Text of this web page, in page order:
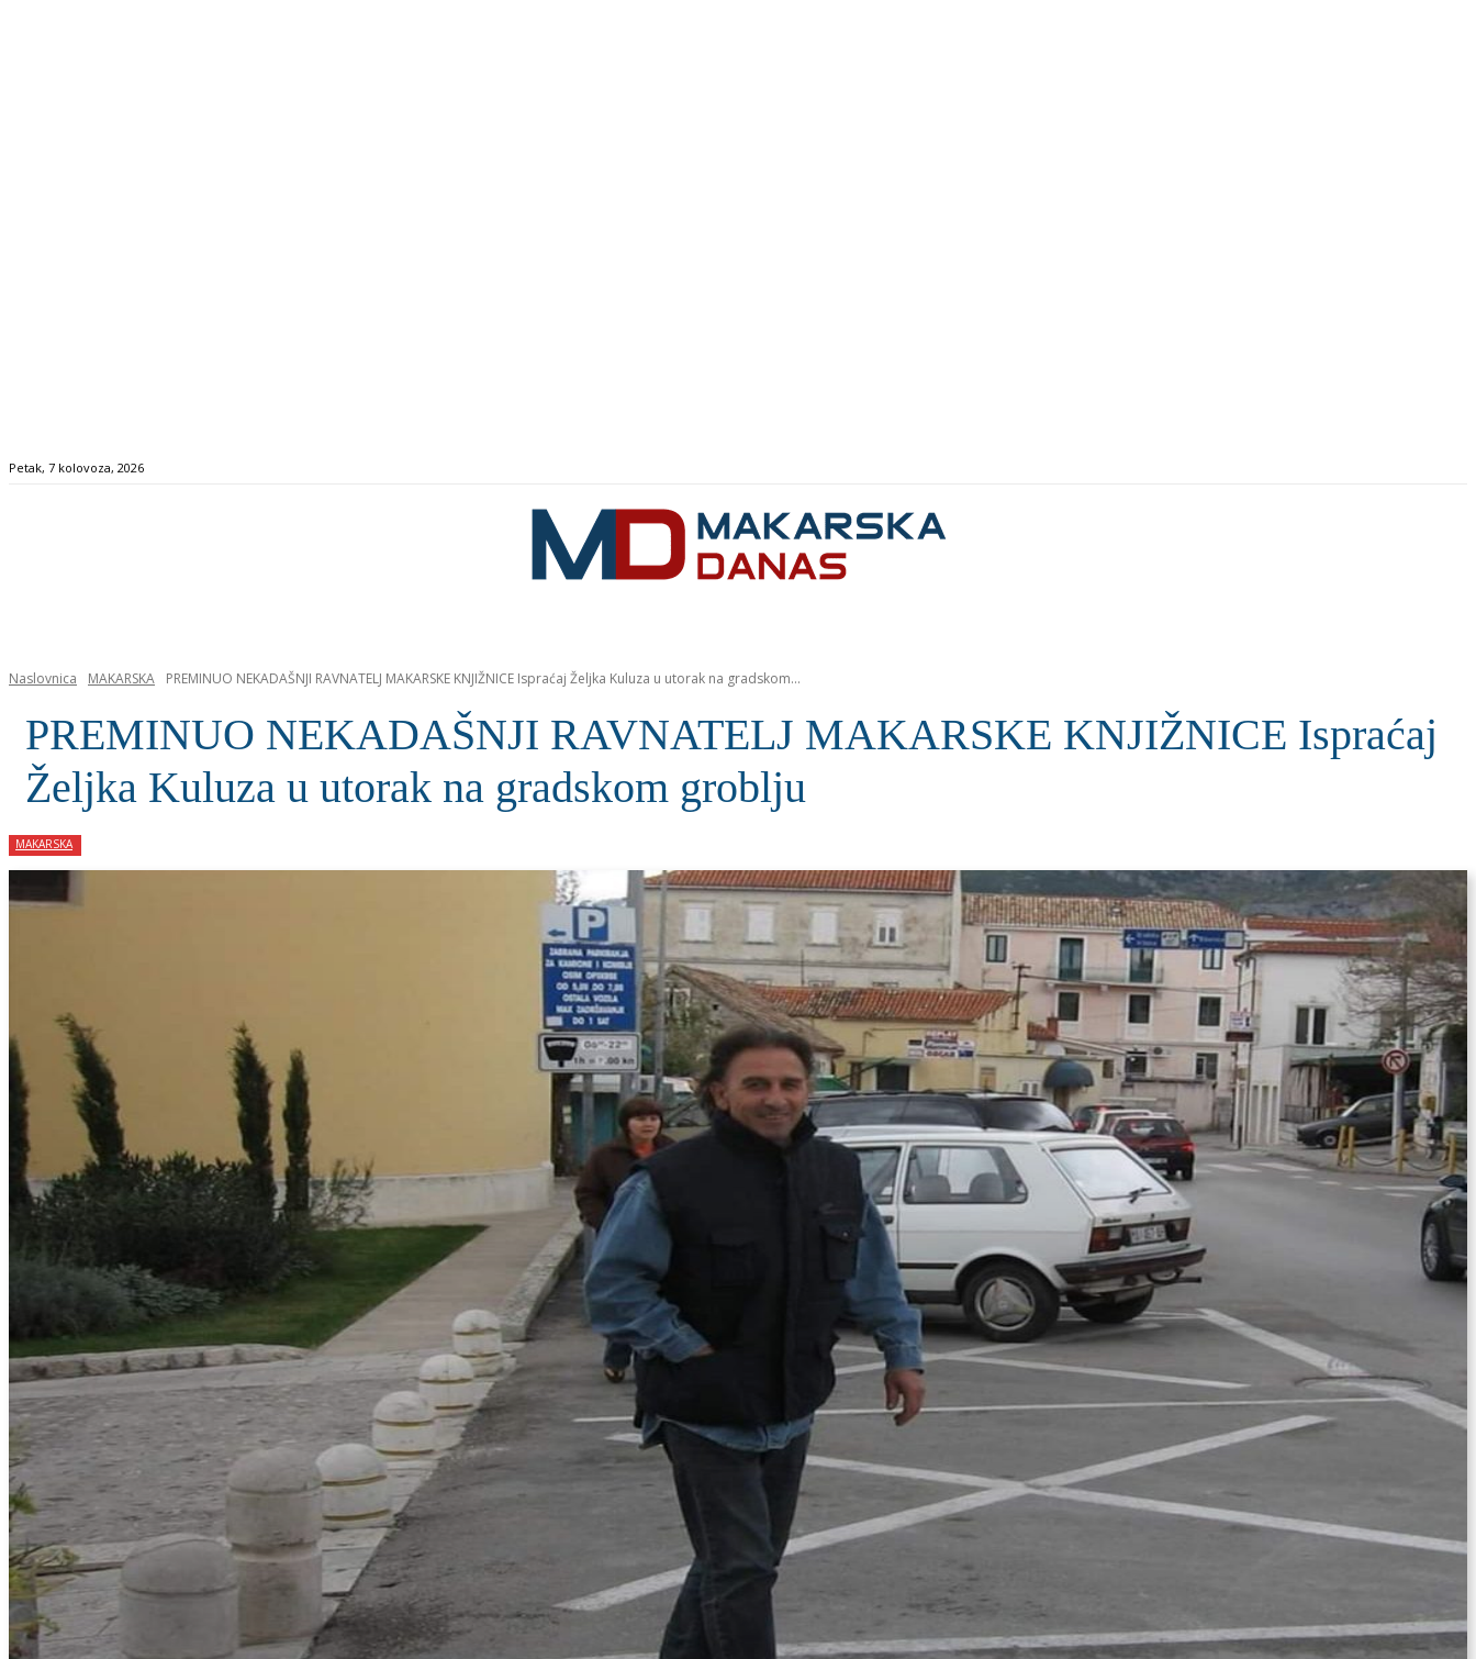
Petak, 7 kolovoza, 2026
Naslovnica MAKARSKA PREMINUO NEKADAŠNJI RAVNATELJ MAKARSKE KNJIŽNICE Ispraćaj Željka Kuluza u utorak na gradskom...
PREMINUO NEKADAŠNJI RAVNATELJ MAKARSKE KNJIŽNICE Ispraćaj
Željka Kuluza u utorak na gradskom groblju
MAKARSKA